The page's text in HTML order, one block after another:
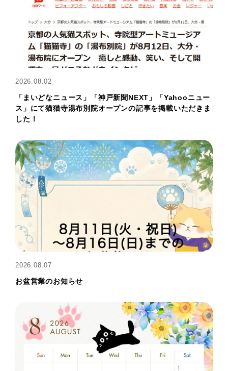
2026.08.02
「まいどなニュース」「神戸新聞NEXT」「Yahooニュー
ス」にて猫猫寺湯布別院オープンの記事を掲載いただきま
した！
2026.08.07
お盆営業のお知らせ